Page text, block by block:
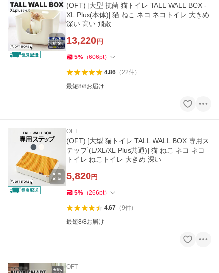
(OFT) [大型 抗菌 猫トイレ TALL WALL BOX -
XL Plus(本体)] 猫 ねこ ネコ ネコトイレ 大きめ
深い 高い 飛散
13,220円
5% （606pt）
4.86（22件）
最短8/8お届け
OFT
(OFT) [大型 猫トイレ TALL WALL BOX 専用ス
テップ (L/XL/XL Plus共通)] 猫 ねこ ネコ ネコ
トイレ ねこトイレ 大きめ 深い
5,820円
5% （266pt）
4.67（9件）
最短8/8お届け
OFT